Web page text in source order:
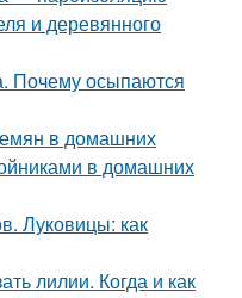
и деревянного
Почему осыпаются
в домашних
в домашних
Луковицы: как
лилии. Когда и как